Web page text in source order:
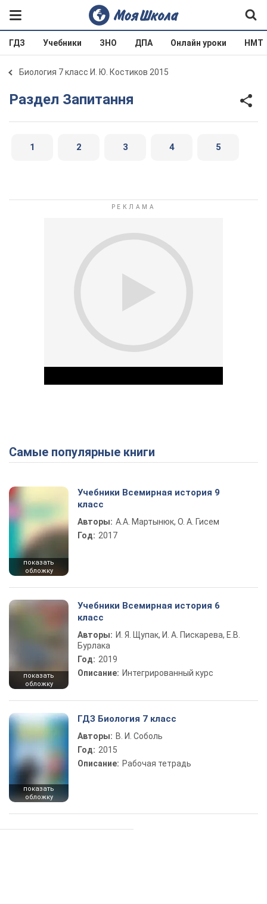
ГДЗ Учебники ЗНО ДПА Онлайн уроки НМТ
Биология 7 класс И. Ю. Костиков 2015
Раздел Запитання
1 2 3 4 5
Play Video
Самые популярные книги
показать
обложку
Учебники Всемирная история 9
класс
Авторы: А.А. Мартынюк, О. А. Гисем
Год: 2017
показать
обложку
Учебники Всемирная история 6
класс
Авторы: И. Я. Щупак, И. А. Пискарева, Е.В.
Бурлака
Год: 2019
Описание: Интегрированный курс
показать
обложку
ГДЗ Биология 7 класс
Авторы: В. И. Соболь
Год: 2015
Описание: Рабочая тетрадь